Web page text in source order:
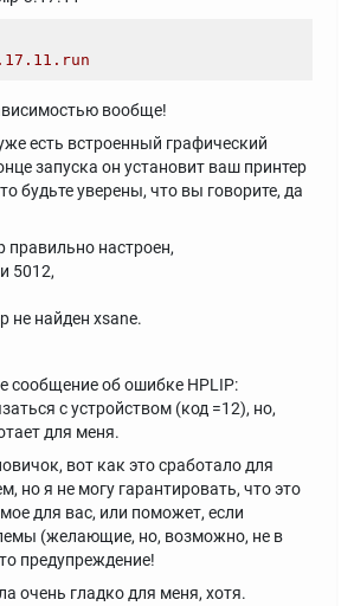
.17 .11 .run
вообще!
есть встроенный графический
запуска он установит ваш принтер
будьте уверены, что вы говорите, да
правильно настроен,
5012,
не найден xsane.
сообщение об ошибке HPLIP:
с устройством (код =12), но,
для меня.
вот как это сработало для
но я не могу гарантировать, что это
для вас, или поможет, если
(желающие, но, возможно, не в
предупреждение!
очень гладко для меня, хотя.